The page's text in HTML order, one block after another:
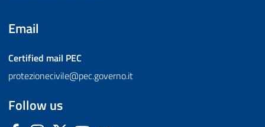
Email
Certified mail PEC
protezionecivile@pec.governo.it
Follow us